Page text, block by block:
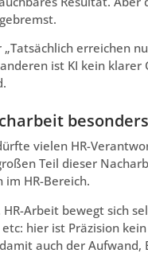
erreichen
ist KI kein klarer
vielen HR-
Teil dieser
HR-Bereich.
Arbeit bewegt sich
etc: hier ist Präzision
auch der Aufwand,